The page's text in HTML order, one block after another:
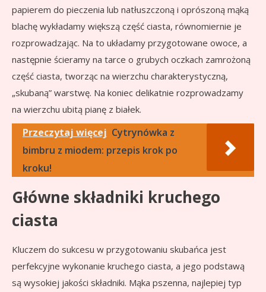
papierem do pieczenia lub natłuszczoną i oprószoną mąką
blachę wykładamy większą część ciasta, równomiernie je
rozprowadzając. Na to układamy przygotowane owoce, a
następnie ścieramy na tarce o grubych oczkach zamrożoną
część ciasta, tworząc na wierzchu charakterystyczną,
„skubaną” warstwę. Na koniec delikatnie rozprowadzamy
na wierzchu ubitą pianę z białek.
Przeczytaj więcej Cytrynówka z
bimbru z miodem: przepis krok po
kroku!
Główne składniki kruchego
ciasta
Kluczem do sukcesu w przygotowaniu skubańca jest
perfekcyjne wykonanie kruchego ciasta, a jego podstawą
są wysokiej jakości składniki. Mąka pszenna, najlepiej typ